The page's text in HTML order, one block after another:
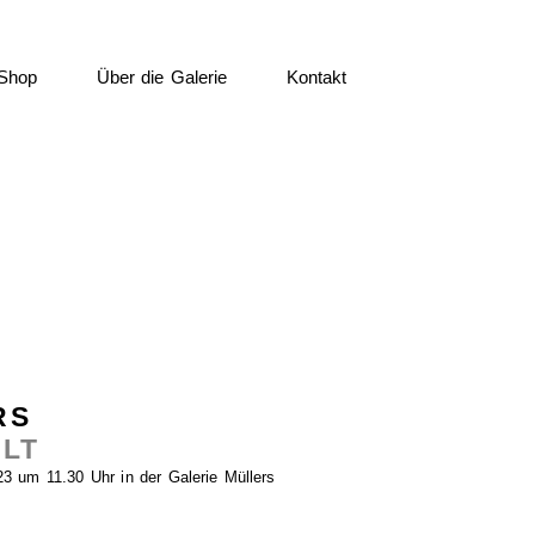
Über die Galerie Kontakt
um 11.30 Uhr in der Galerie Müllers